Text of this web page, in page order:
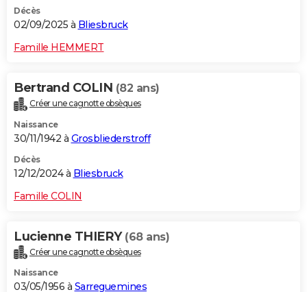
Décès
02/09/2025 à Bliesbruck
Famille HEMMERT
Bertrand COLIN (82 ans)
Créer une cagnotte obsèques
Naissance
30/11/1942 à Grosbliederstroff
Décès
12/12/2024 à Bliesbruck
Famille COLIN
Lucienne THIERY (68 ans)
Créer une cagnotte obsèques
Naissance
03/05/1956 à Sarreguemines